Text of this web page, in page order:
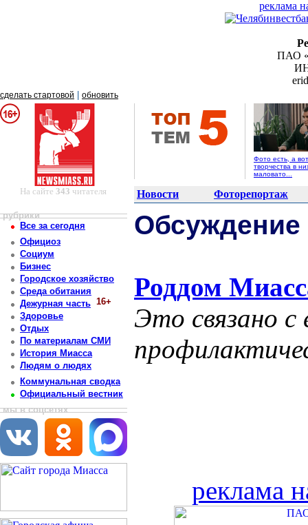
реклама
ПАО
сделать стартовой обновить
Фото есть, а вот
творчества в
маловато...
На сайте343 читателя Новости Фоторепортаж
рубрики
Все за сегодня
Официоз
Социум
Бизнес
Городское хозяйство
Среда обитания
Дежурная часть 16+
Здоровье
Отдых
По материалам СМИ
История Миасса
Людям о людях
Коммунальная сводка
Официальный вестник
мы в соцсетях
Роддом
Это связано с
реклама